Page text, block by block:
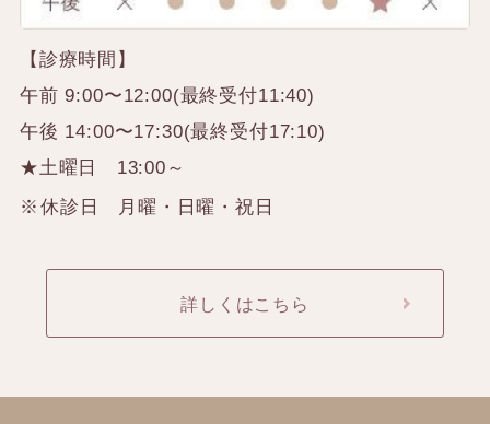
【診療時間】
午前 9:00〜12:00(最終受付11:40)
午後 14:00〜17:30(最終受付17:10)
★土曜日 13:00～
休診日 月曜・日曜・祝日
詳しくはこちら